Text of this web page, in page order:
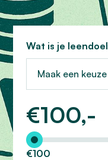
Wat is je
Maak een keuze
€100,-
Hoeveel wilt u
€100